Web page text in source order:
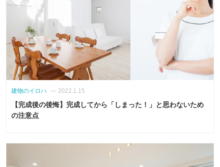
建物のイロハ — 2022.1.15
【完成後の後悔】完成してから「しまった！」と思わないため
の注意点